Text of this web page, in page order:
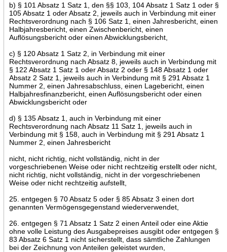
b) § 101 Absatz 1 Satz 1, den §§ 103, 104 Absatz 1 Satz 1 oder §
105 Absatz 1 oder Absatz 2, jeweils auch in Verbindung mit einer
Rechtsverordnung nach § 106 Satz 1, einen Jahresbericht, einen
Halbjahresbericht, einen Zwischenbericht, einen
Auflösungsbericht oder einen Abwicklungsbericht,
c) § 120 Absatz 1 Satz 2, in Verbindung mit einer
Rechtsverordnung nach Absatz 8, jeweils auch in Verbindung mit
§ 122 Absatz 1 Satz 1 oder Absatz 2 oder § 148 Absatz 1 oder
Absatz 2 Satz 1, jeweils auch in Verbindung mit § 291 Absatz 1
Nummer 2, einen Jahresabschluss, einen Lagebericht, einen
Halbjahresfinanzbericht, einen Auflösungsbericht oder einen
Abwicklungsbericht oder
d) § 135 Absatz 1, auch in Verbindung mit einer
Rechtsverordnung nach Absatz 11 Satz 1, jeweils auch in
Verbindung mit § 158, auch in Verbindung mit § 291 Absatz 1
Nummer 2, einen Jahresbericht
nicht, nicht richtig, nicht vollständig, nicht in der
vorgeschriebenen Weise oder nicht rechtzeitig erstellt oder nicht,
nicht richtig, nicht vollständig, nicht in der vorgeschriebenen
Weise oder nicht rechtzeitig aufstellt,
25. entgegen § 70 Absatz 5 oder § 85 Absatz 3 einen dort
genannten Vermögensgegenstand wiederverwendet,
26. entgegen § 71 Absatz 1 Satz 2 einen Anteil oder eine Aktie
ohne volle Leistung des Ausgabepreises ausgibt oder entgegen §
83 Absatz 6 Satz 1 nicht sicherstellt, dass sämtliche Zahlungen
bei der Zeichnung von Anteilen geleistet wurden,